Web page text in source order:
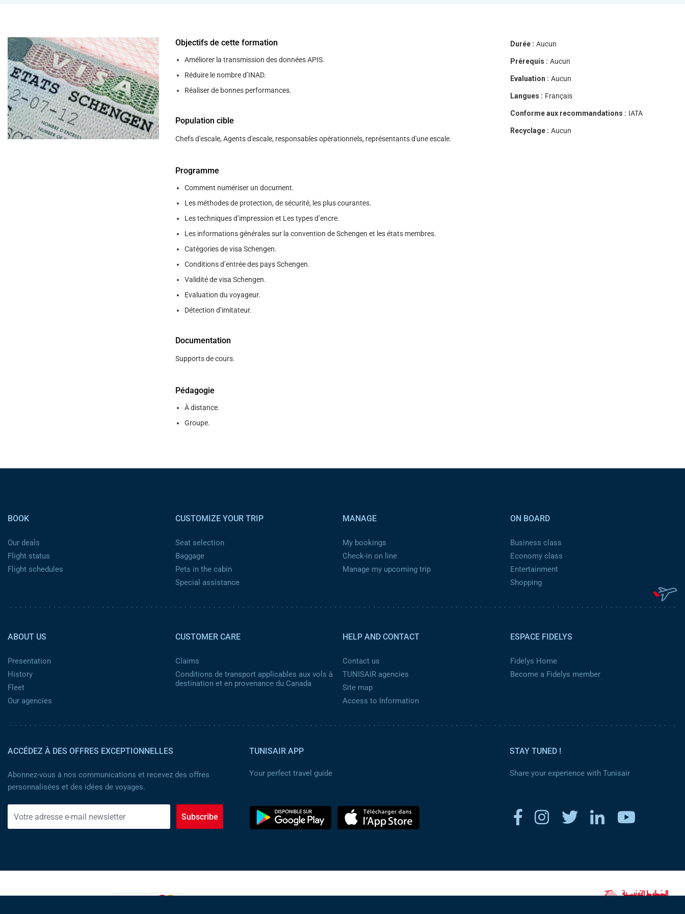
interact
with
the
content.
Objectifs de cette formation
Améliorer la transmission des données APIS.
Réduire le nombre d’INAD.
Réaliser de bonnes performances.
Population cible
Chefs d'escale, Agents d'escale, responsables opérationnels, représentants d'une escale.
Programme
Comment numériser un document.
Les méthodes de protection, de sécurité, les plus courantes.
Les techniques d’impression et Les types d’encre.
Les informations générales sur la convention de Schengen et les états membres.
Catégories de visa Schengen.
Conditions d’entrée des pays Schengen.
Validité de visa Schengen.
Evaluation du voyageur.
Détection d’imitateur.
Documentation
Supports de cours.
Pédagogie
À distance.
Groupe.
Durée : Aucun
Prérequis : Aucun
Evaluation : Aucun
Langues : Français
Conforme aux recommandations : IATA
Recyclage : Aucun
BOOK
Our deals
Flight status
Flight schedules
CUSTOMIZE YOUR TRIP
Seat selection
Baggage
Pets in the cabin
Special assistance
MANAGE
My bookings
Check-in on line
Manage my upcoming trip
ON BOARD
Business class
Economy class
Entertainment
Shopping
ABOUT US
Presentation
History
Fleet
Our agencies
CUSTOMER CARE
Claims
Conditions de transport applicables aux vols à
destination et en provenance du Canada
HELP AND CONTACT
Contact us
TUNISAIR agencies
Site map
Access to Information
ESPACE FIDELYS
Fidelys Home
Become a Fidelys member
ACCÉDEZ À DES OFFRES EXCEPTIONNELLES
Abonnez-vous à nos communications et recevez des offres
personnalisées et des idées de voyages.
Subscribe
TUNISAIR APP
Your perfect travel guide
STAY TUNED !
Share your experience with Tunisair